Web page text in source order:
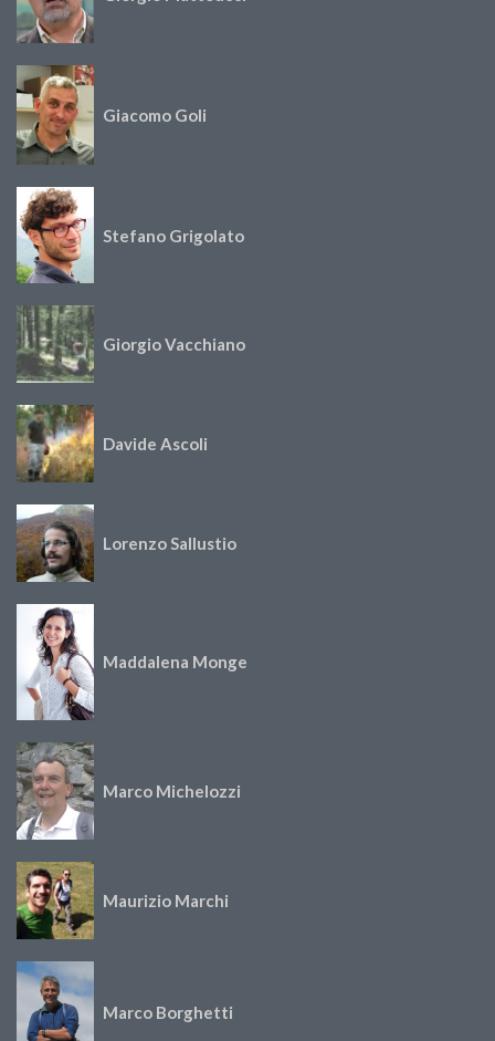
Giacomo Goli
Stefano Grigolato
Giorgio Vacchiano
Davide Ascoli
Lorenzo Sallustio
Maddalena Monge
Marco Michelozzi
Maurizio Marchi
Marco Borghetti